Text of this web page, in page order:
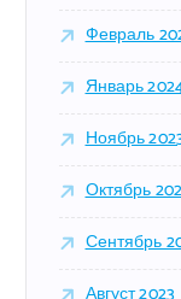
Февраль
Январь
Ноябрь
Октябрь
Сентябрь